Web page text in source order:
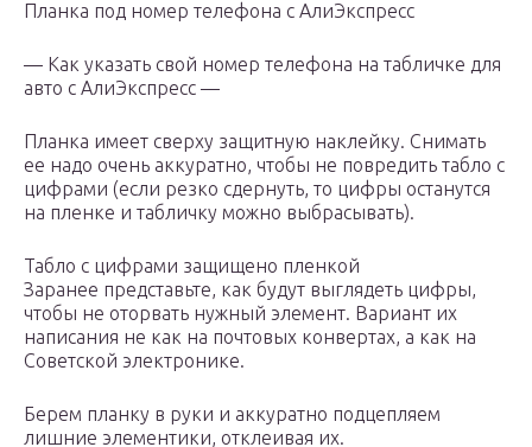
Планка под номер телефона с АлиЭкспресс
— Как указать свой номер телефона на табличке для
авто с АлиЭкспресс —
Планка имеет сверху защитную наклейку. Снимать
ее надо очень аккуратно, чтобы не повредить табло с
цифрами (если резко сдернуть, то цифры останутся
на пленке и табличку можно выбрасывать).
Табло с цифрами защищено пленкой
Заранее представьте, как будут выглядеть цифры,
чтобы не оторвать нужный элемент. Вариант их
написания не как на почтовых конвертах, а как на
Советской электронике.
Берем планку в руки и аккуратно подцепляем
лишние элементики, отклеивая их.